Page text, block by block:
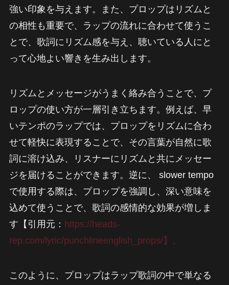
強い印象を与えます。また、プロップはリズムと
の相性も重要で、ラップの流れに合わせて使うこ
とで、歌詞にリズム感を与え、聴いている人にと
って心地よい響きを生み出します。
リズムとメッセージがうまく絡み合うことで、プ
ロップの使い方が一層引き立ちます。例えば、早
いテンポのラップでは、プロップをリズムに合わ
せて軽快に表現することで、その言葉が自然に歌
詞に溶け込み、リスナーにリズムと共にメッセー
ジを届けることができます。逆に、 slower tempo
で使用する際は、プロップを強調し、深い意味を
込めて使うことで、歌詞の感情的な効果が増しま
す【引用元： https://heads-
rep.com/lyric/punchlineenglish_props/】。
このように、プロップはラップ歌詞の中で単なる